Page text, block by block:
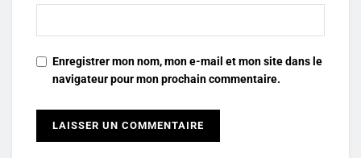
Enregistrer mon nom, mon e-mail et mon site dans le
navigateur pour mon prochain commentaire.